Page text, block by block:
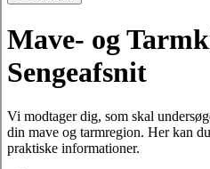
Mave- og
Sengeafsnit
Vi modtager dig, som skal
din mave og tarmregion. Her kan
praktiske informationer.